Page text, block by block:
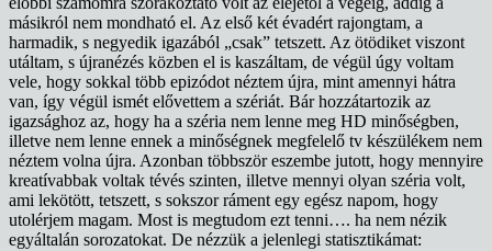
másikról nem mondható el. Az első két évadért rajongtam, a
harmadik, s negyedik igazából „csak” tetszett. Az ötödiket viszont
utáltam, s újranézés közben el is kaszáltam, de végül úgy voltam
vele, hogy sokkal több epizódot néztem újra, mint amennyi hátra
van, így végül ismét elővettem a szériát. Bár hozzátartozik az
igazsághoz az, hogy ha a széria nem lenne meg HD minőségben,
illetve nem lenne ennek a minőségnek megfelelő tv készülékem nem
néztem volna újra. Azonban többször eszembe jutott, hogy mennyire
kreatívabbak voltak tévés szinten, illetve mennyi olyan széria volt,
ami lekötött, tetszett, s sokszor ráment egy egész napom, hogy
utolérjem magam. Most is megtudom ezt tenni…. ha nem nézik
egyáltalán sorozatokat. De nézzük a jelenlegi statisztikámat: